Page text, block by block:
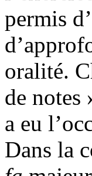
permis
oralité.
de notes
a eu
Dans la